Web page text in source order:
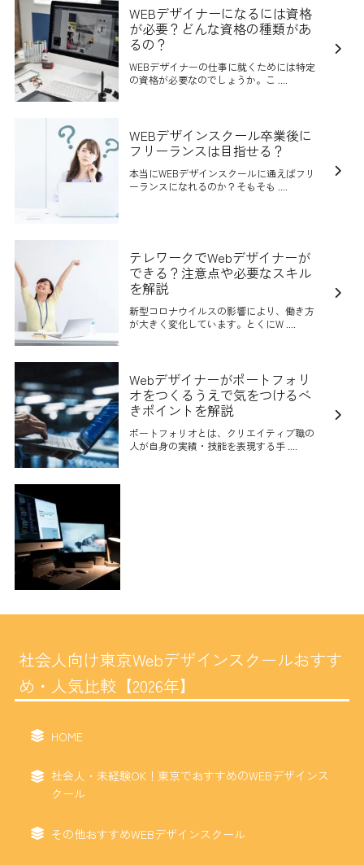
WEBデザイナーになるには資格
が必要？どんな資格の種類があ
るの？
WEBデザイナーの仕事に就くためには特定
の資格が必要なのでしょうか。こ ....
WEBデザインスクール卒業後に
フリーランスは目指せる？
本当にWEBデザインスクールに通えばフリ
ーランスになれるのか？そもそも ....
テレワークでWebデザイナーが
できる？注意点や必要なスキル
を解説
新型コロナウイルスの影響により、働き方
が大きく変化しています。とくにW ....
Webデザイナーがポートフォリ
オをつくるうえで気をつけるべ
きポイントを解説
ポートフォリオとは、クリエイティブ職の
人が自身の実績・技能を表現する手 ....
社会人向け東京Webデザインスクールおすす
め・人気比較【2026年】
HOME
社会人・未経験OK！東京でおすすめのWEBデザインス
クール
その他おすすめWEBデザインスクール